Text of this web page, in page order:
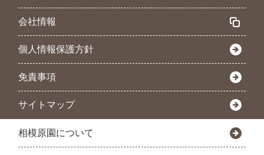
会社情報
個人情報保護方針
免責事項
サイトマップ
相模原園について